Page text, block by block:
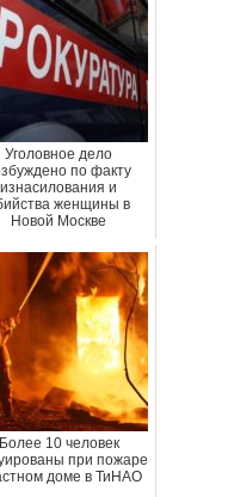
Уголовное дело
по факту
изнасилования и
женщины в
Новой Москве
Более 10 человек
при пожаре
доме в ТиНАО